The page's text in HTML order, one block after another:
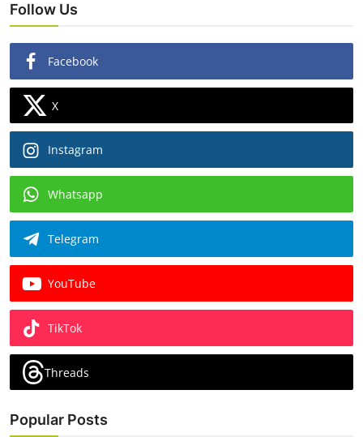
Follow Us
Facebook
X
Instagram
Whatsapp
Telegram
YouTube
TikTok
Threads
Popular Posts